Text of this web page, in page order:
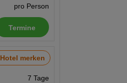
pro Person
Termine
Hotel merken
7 Tage